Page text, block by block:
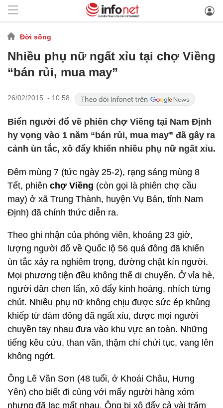
Đời sống
Nhiều phụ nữ ngất xỉu tại chợ Viềng
“bán rủi, mua may”
26/02/2015 - 10:58
Biển người đổ về phiên chợ Viềng tại Nam Định
hy vọng vào 1 năm “bán rủi, mua may” đã gây ra
cảnh ùn tắc, xô đẩy khiến nhiều phụ nữ ngất xỉu.
Đêm mùng 7 (tức ngày 25-2), rạng sáng mùng 8
Tết, phiên chợ Viềng (còn gọi là phiên chợ cầu
may) ở xã Trung Thành, huyện Vụ Bản, tỉnh Nam
Định) đã chính thức diễn ra.
Theo ghi nhận của phóng viên, khoảng 23 giờ,
lượng người đổ về Quốc lộ 56 quá đông đã khiến
ùn tắc xảy ra nghiêm trọng, đường chật kín người.
Mọi phương tiện đều không thể di chuyển. Ở vỉa hè,
người dân chen lấn, xô đẩy kinh hoàng, nhích từng
chút. Nhiều phụ nữ không chịu được sức ép khủng
khiếp từ đám đông đã ngất xỉu, được mọi người
chuyền tay nhau đưa vào khu vực an toàn. Những
tiếng kêu cứu, than vãn, thậm chí chửi tục, vang lên
không ngớt.
Ông Lê Văn Sơn (48 tuổi, ở Khoái Châu, Hưng
Yên) cho biết đi cùng với mấy người hàng xóm
nhưng đã lạc mất nhau. Ông bị xô đẩy cả vài trăm